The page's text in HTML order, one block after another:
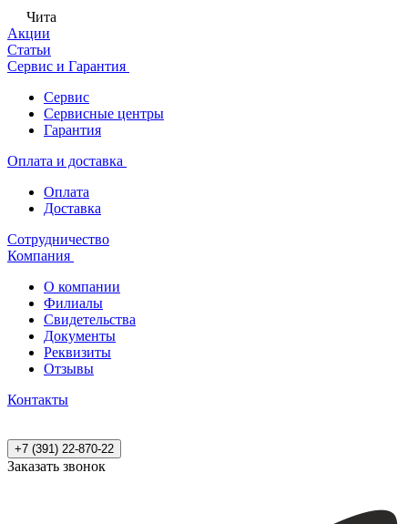
Чита
Акции
Статьи
Сервис и Гарантия
Сервис
Сервисные центры
Гарантия
Оплата и доставка
Оплата
Доставка
Сотрудничество
Компания
О компании
Филиалы
Свидетельства
Документы
Реквизиты
Отзывы
Контакты
+7 (391) 22-870-22
Заказать звонок